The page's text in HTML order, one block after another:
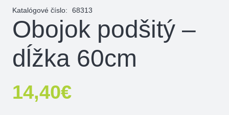
Katalógové číslo: 68313
Obojok podšitý –
dĺžka 60cm
14,40€